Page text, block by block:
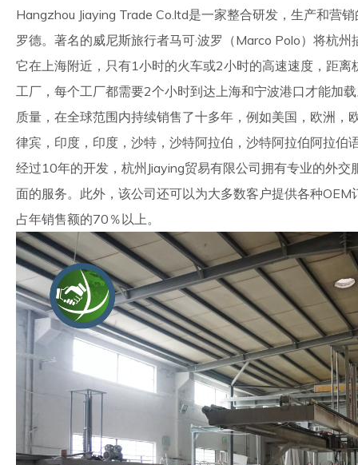
Hangzhou Jiaying Trade Co.ltd是一家整合研发，生产和营
罗德。著名的威尼斯旅行者马可·波罗（Marco Polo）将杭
它在上海附近，只有1小时的火车或2小时的高速速度，距
工厂，每个工厂都需要2个小时到达上海和宁波港口才能加
质量，在全球范围内持续销售了十多年，例如美国，欧洲
律宾，印度，印度，沙特，沙特阿拉伯，沙特阿拉伯阿拉伯
经过10年的开发，杭州Jiaying贸易有限公司拥有专业的外
面的服务。此外，该公司还可以为大多数客户提供各种
占年销售额的70％以上。